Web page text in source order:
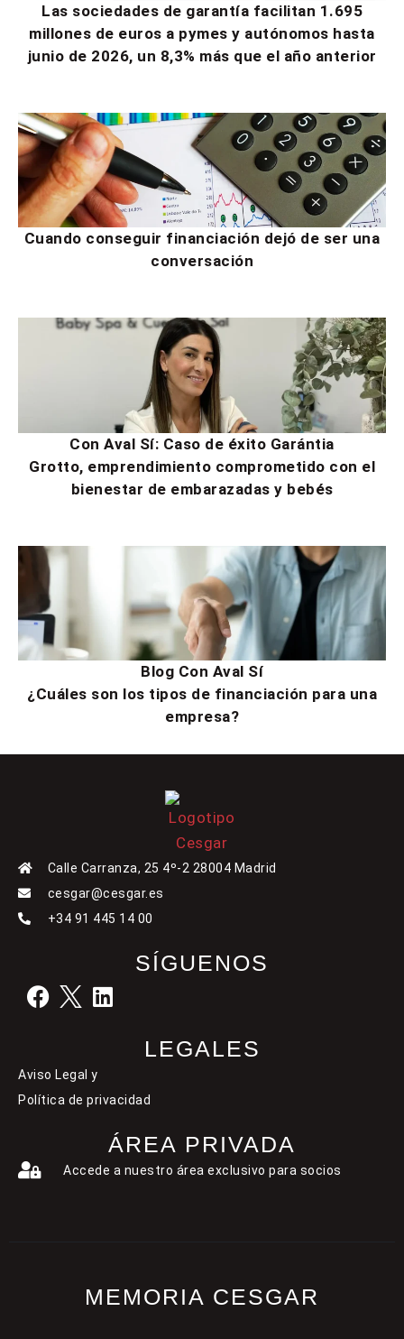
Las sociedades de garantía facilitan 1.695
millones de euros a pymes y autónomos hasta
junio de 2026, un 8,3% más que el año anterior
Cuando conseguir financiación dejó de ser una
conversación
Con Aval Sí: Caso de éxito Garántia
Grotto, emprendimiento comprometido con el
bienestar de embarazadas y bebés
Blog Con Aval Sí
¿Cuáles son los tipos de financiación para una
empresa?
Calle Carranza, 25 4º-2 28004 Madrid
cesgar@cesgar.es
+34 91 445 14 00
SÍGUENOS
LEGALES
Aviso Legal y
Política de privacidad
ÁREA PRIVADA
Accede a nuestro área exclusivo para socios
MEMORIA CESGAR